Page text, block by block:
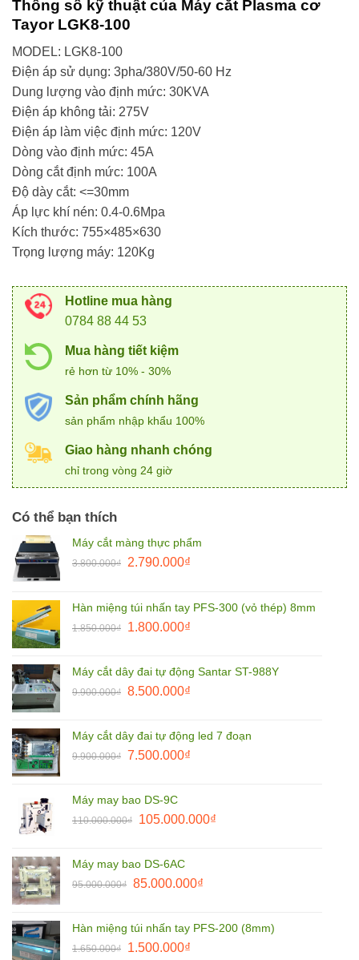
Thông số kỹ thuật của Máy cắt Plasma cơ
Tayor LGK8-100
MODEL: LGK8-100
Điện áp sử dụng: 3pha/380V/50-60 Hz
Dung lượng vào định mức: 30KVA
Điện áp không tải: 275V
Điện áp làm việc định mức: 120V
Dòng vào định mức: 45A
Dòng cắt định mức: 100A
Độ dày cắt: <=30mm
Áp lực khí nén: 0.4-0.6Mpa
Kích thước: 755×485×630
Trọng lượng máy: 120Kg
Hotline mua hàng
0784 88 44 53
Mua hàng tiết kiệm
rẻ hơn từ 10% - 30%
Sản phẩm chính hãng
sản phẩm nhập khẩu 100%
Giao hàng nhanh chóng
chỉ trong vòng 24 giờ
Có thể bạn thích
Máy cắt màng thực phẩm
3.800.000₫
Giá
3.800.000₫.
2.790.000₫Giá
là:
2.790.000₫.
Hàn miệng túi nhấn tay PFS-300 (vỏ thép) 8mm
1.850.000₫
Giá
1.850.000₫.
1.800.000₫Giá
là:
1.800.000₫.
Máy cắt dây đai tự động Santar ST-988Y
9.900.000₫ Giá
9.900.000₫.
8.500.000₫Giá
là:
8.500.000₫.
Máy cắt dây đai tự động led 7 đoạn
9.900.000₫ Giá
9.900.000₫.
7.500.000₫Giá
7.500.000₫.
Máy may bao DS-9C
110.000.000₫
Giá
110.000.000₫.
105.000.000₫Giá
Máy may bao DS-6AC
95.000.000₫ Giá
95.000.000₫.
85.000.000₫Giá
là:
Hàn miệng túi nhấn tay PFS-200 (8mm)
1.650.000₫
Giá
1.500.000₫Giá